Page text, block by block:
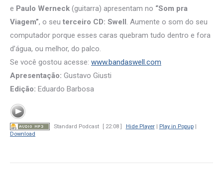
e Paulo Werneck (guitarra) apresentam no “Som pra
Viagem”, o seu terceiro CD: Swell. Aumente o som do seu
computador porque esses caras quebram tudo dentro e fora
d’água, ou melhor, do palco.
Se você gostou acesse: www.bandaswell.com
Apresentação: Gustavo Giusti
Edição: Eduardo Barbosa
Standard Podcast [ 22:08 ] Hide Player| Play in Popup|
Download